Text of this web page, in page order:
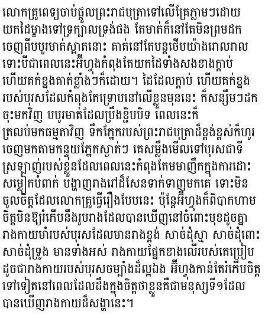
លោកគ្រូពេទ្យចាប់ផ្ដួលព្រះរាជបុត្រាទៅលើគ្រែភ្លាមៗដោយ
យកដៃម្ខាងទៅទ្រក្បាលទ្រង់ផង តែមាត់ក៏នៅតែមិនព្រមដក
ចេញពីបបូរមាត់ស្អាតនោះ គាត់នៅតែបន្តថើបយ៉ាងរោលរាល
ទោះបីជាពេលនេះអ៊ីហ្វុងកំពុងតែយកដៃទាំងសងខាងក្ដាប់
ហើយគក់ខ្នងគាត់ខ្លាំងៗក៏ដោយ។ ដៃដែលក្ដាប់ ហើយគក់ខ្នង
របស់បុរសដែលកំពុងតែទ្រោបនៅលើខ្លួនមុននេះ ក៏សន្សឹមៗដក
ចុះមកវិញ បបូរមាត់ដែលប្រឹងខ្ជិបបិទ ពេលនេះក៏
ត្រលប់មកធម្មតាវិញ ទឹកភ្នែករបស់ព្រះរាជបុត្រាដ៏ខ្ពង់ខ្ពស់ក៏ហូរ
ចេញមកតាមកន្ទុយភ្នែកស្ងាត់ៗ គេសម្លឹងមើលទៅបុរសជាទី
ស្រឡាញ់របស់ខ្លួនដែលពេលនេះកំពុងតែមមាញឹកក្នុងការដោះ
សម្លៀកបំពាក់ បង្ហាញរាងរៅដ៏សែនទាក់ទាញមកគេ ទោះមិន
ចូលចិត្តដែលលោកគ្រូធ្វើរឿងបែបនេះ ប៉ុន្តែអ៊ីហ្វុងក៏ពិបាកហាម
ចិត្តមិនឱ្យរំភើបនឹងរូបរាងដែលបានឃើញនៅចំពោះមុខដូចគ្នា
រាងកាយមាំរបស់បុរសដែលមានរាងខ្ពង់ សាច់ដុំស្មា សាច់ដុំពោះ
សាច់ដុំទ្រូង មានទាំងអស់ រាងកាយផ្នែកខាងលើរបស់គេប្រៀប
ដូចជារាងកាយរបស់បុរសចម្បាំងដ៏ល្អឯង អ៊ីហ្វុងកាន់តែរំភើបចិត្ត
ទៅទៀតនៅពេលដែលដឹងក្នុងចិត្តថាខ្លួនគឺជាមនុស្សទី១ដែល
បានឃើញរាងកាយដ៏សង្ហានេះ។